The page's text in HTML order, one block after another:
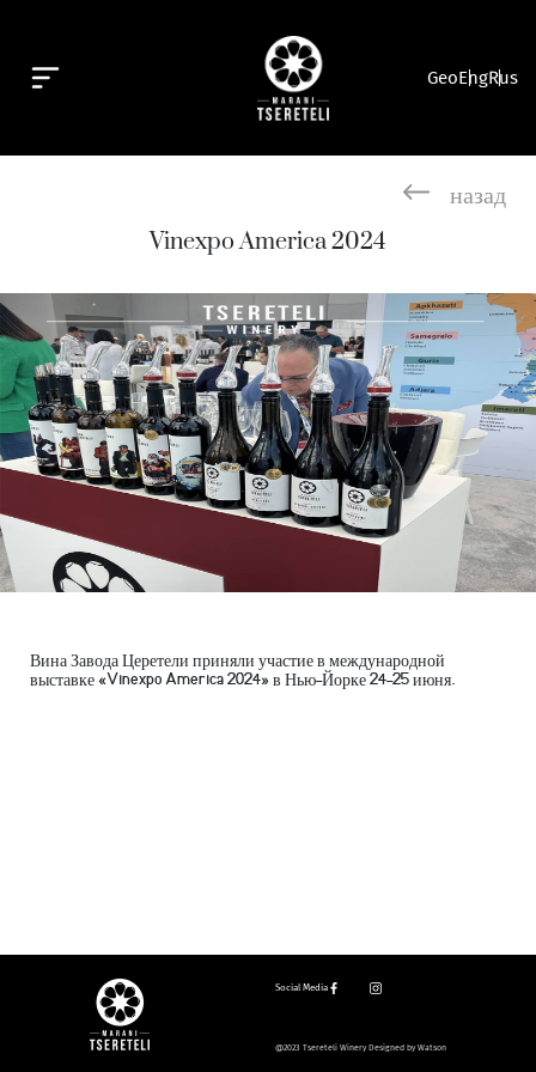
GeoEngRus
назад
Vinexpo America 2024
Вина Завода Церетели приняли участие в международной
выставке «Vinexpo America 2024» в Нью-Йорке 24-25 июня.
Social Media
@2023 Tsereteli Winery Designed by Watson